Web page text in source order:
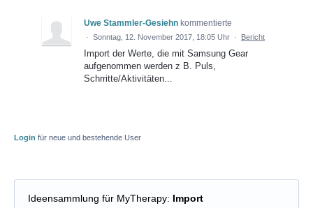
Uwe Stammler-Gesiehn kommentierte
· Sonntag, 12. November 2017, 18:05 Uhr · Bericht
Import der Werte, die mit Samsung Gear
aufgenommen werden z B. Puls,
Schrritte/Aktivitäten...
Login für neue und bestehende User
Ideensammlung für MyTherapy: Import